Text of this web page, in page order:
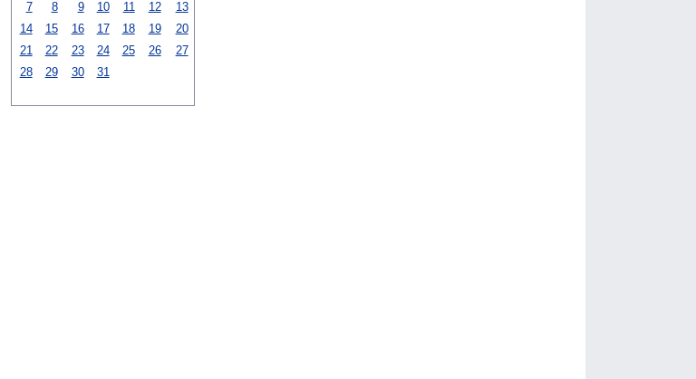
7
8 9 10 11 12
13
14
15 16 17 18 19
20
21
22 23 24 25 26
27
28
29 30 31